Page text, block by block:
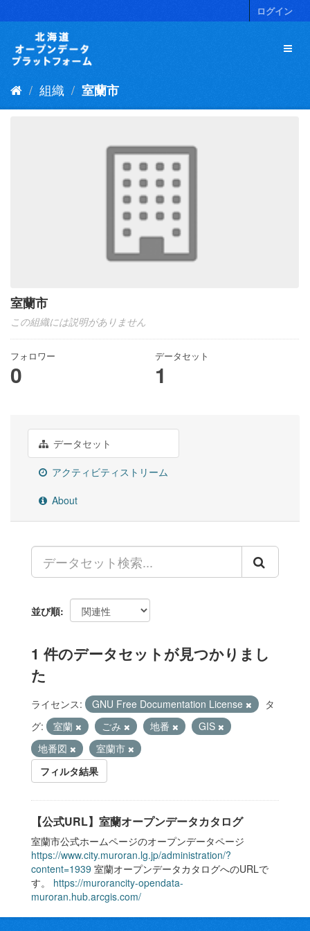
キ
ログイン
組織 室蘭市
室蘭市
この組織には説明がありません
フォロワー
0
データセット
1
データセット
アクティビティストリーム
About
並び順
1 件のデータセットが見つかりまし
た
ライセンス: GNU Free Documentation License
タ
グ:
室蘭 ごみ 地番
GIS
地番図
室蘭市
フィルタ結果
【公式URL】室蘭オープンデータカタログ
室蘭市公式ホームページのオープンデータページ
https://www.city.muroran.lg.jp/administration/?
content=1939 室蘭オープンデータカタログへのURLで
す。 https://murorancity-opendata-
muroran.hub.arcgis.com/